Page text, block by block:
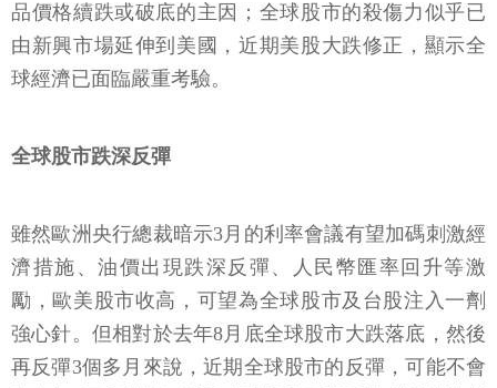
品價格續跌或破底的主因；全球股市的殺傷力似乎已
由新興市場延伸到美國，近期美股大跌修正，顯示全
球經濟已面臨嚴重考驗。
全球股市跌深反彈
雖然歐洲央行總裁暗示3月的利率會議有望加碼刺激經
濟措施、油價出現跌深反彈、人民幣匯率回升等激
勵，歐美股市收高，可望為全球股市及台股注入一劑
強心針。但相對於去年8月底全球股市大跌落底，然後
再反彈3個多月來說，近期全球股市的反彈，可能不會